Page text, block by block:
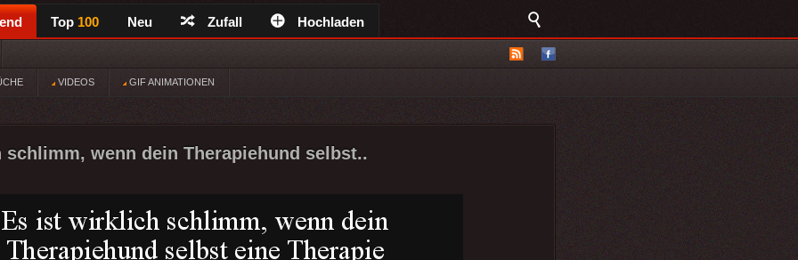
Top 100 Neu Zufall Hochladen
VIDEOS GIF ANIMATIONEN
wenn dein Therapiehund selbst..